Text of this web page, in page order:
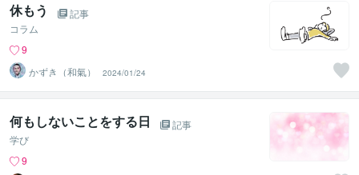
休もう
記事
コラム
9
かずき（和氣）
2024/01/24
何もしないことをする日
記事
学び
9